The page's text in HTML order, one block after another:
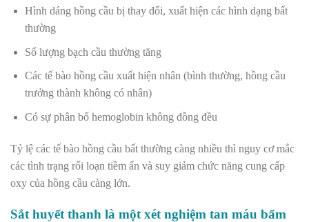
Hình dáng hồng cầu bị thay đổi, xuất hiện các hình dạng bất
thường
Số lượng bạch cầu thường tăng
Các tế bào hồng cầu xuất hiện nhân (bình thường, hồng cầu
trưởng thành không có nhân)
Có sự phân bố hemoglobin không đồng đều
Tỷ lệ các tế bào hồng cầu bất thường càng nhiều thì nguy cơ mắc
các tình trạng rối loạn tiềm ẩn và suy giảm chức năng cung cấp
oxy của hồng cầu càng lớn.
Sắt huyết thanh là một xét nghiệm tan máu bẩm